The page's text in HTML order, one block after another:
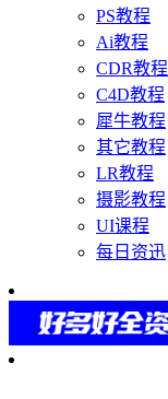
PS教程
Ai教程
CDR教程
C4D教程
犀牛教程
其它教程
LR教程
摄影教程
UI课程
每日资迅